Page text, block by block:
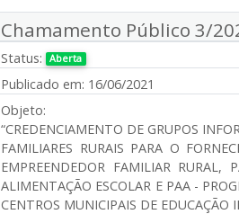
Chamamento Público 3/
Status: Aberta
Publicado em: 16/06/2021
Objeto:
“CREDENCIAMENTO DE GRUPOS
FAMILIARES RURAIS PARA O
EMPREENDEDOR FAMILIAR RURAL,
ALIMENTAÇÃO ESCOLAR E PAA -
CENTROS MUNICIPAIS DE EDUCAÇÃO